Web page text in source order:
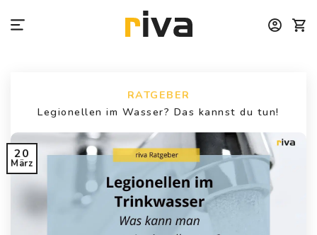
Inhalt
RATGEBER
Legionellen im Wasser? Das kannst du tun!
20
März